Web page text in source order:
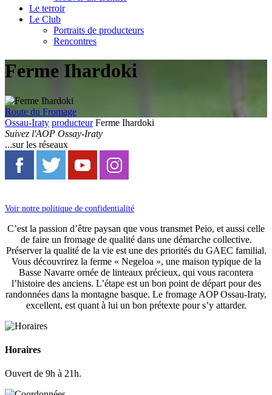
Le terroir
Le Club
Portraits de producteurs
Rencontres
Ferme Ihardoki
Route du Fromage
Ossau-Iraty producteur Ferme Ihardoki
Suivez l'AOP Ossay-Iraty
...sur les réseaux
Voir notre politique de confidentialité
C’est la passion d’être paysan que vous transmet Peio, et aussi celle
de faire un fromage de qualité dans une démarche collective.
Préserver la qualité de la vie est une des priorités du GAEC familial.
Vous découvrirez la ferme « Negeloa », une maison typique de la
Basse Navarre ornée de linteaux précieux, qui vous racontera
l’histoire des anciens. L’étape est un bon point de départ pour des
randonnées dans la montagne basque. Le fromage AOP Ossau-Iraty,
excellent, est quant à lui un bon prétexte pour s’y attarder.
Horaires
Ouvert de 9h à 21h.